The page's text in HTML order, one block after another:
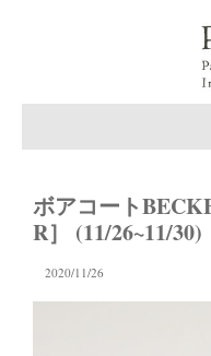
ボアコート
R］ (11/26~11/30)
2020/11/26